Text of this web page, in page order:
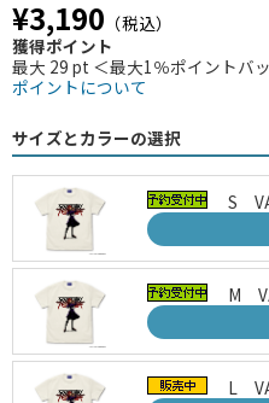
¥3,190 （税込）
獲得ポイント
最大 29 pt ＜最大1％ポイントバ
ポイントについて
サイズとカラーの選択
S
M
L